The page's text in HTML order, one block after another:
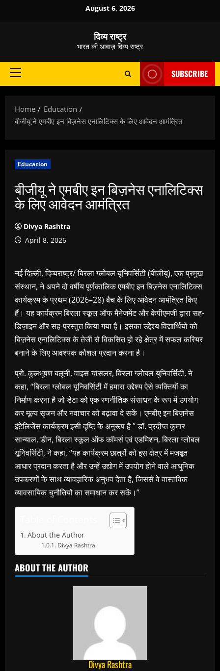
August 6, 2026
दिव्य राष्ट्र
भारत की आवाज़ दिव्य राष्ट्र
Primary
SUBSCRIBE
Home
Education
बीजीयू ने एमबीए इन बिज़नेस एनालिटिक्स के लिए आवेदन आमंत्रित
Education
बीजीयू ने एमबीए इन बिज़नेस एनालिटिक्स
के लिए आवेदन आमंत्रित
Divya Rashtra
April 8, 2026
नई दिल्ली, दिव्यराष्ट्र/ बिरला ग्लोबल यूनिवर्सिटी (बीजीयू), एक प्रमुख
संस्थान, ने अपने दो वर्षीय पूर्णकालिक एमबीए इन बिज़नेस एनालिटिक्स
कार्यक्रम के प्रथम (2026–28) बैच के लिए आवेदन आमंत्रित किए
हैं। यह कार्यक्रम बिरला स्कूल ऑफ मैनेजमेंट और केपीएमजी द्वारा सह-
डिज़ाइन और सह-प्रस्तुत किया गया है। इसका उद्देश्य विद्यार्थियों को
बिज़नेस एनालिटिक्स के तेजी से विकसित हो रहे क्षेत्र में सफल करियर
बनाने के लिए आवश्यक कौशल प्रदान करना है।
प्रो. कुलभूषण बलूनी, वाइस चांसलर, बिरला ग्लोबल यूनिवर्सिटी, ने
कहा, “बिरला ग्लोबल यूनिवर्सिटी में हमारा उद्देश्य ऐसे व्यक्तियों का
निर्माण करना है जो डेटा को एक रणनीतिक संसाधन के रूप में उपयोग
कर मूल्य सृजन और नवाचार को बढ़ावा दे सकें। एमबीए इन बिज़नेस
इंटेलिजेंस कार्यक्रम इसी दृष्टि के अनुरूप है ” डॉ. प्रदीप्त कुमार
सान्याल, डीन, बिरला स्कूल ऑफ कॉमर्स एवं एडमिशन, बिरला ग्लोबल
यूनिवर्सिटी, ने कहा, “यह कार्यक्रम छात्रों को इस क्षेत्र में मजबूत
आधार प्रदान करता है और उन्हें उद्योग में उपयोग होने वाले आधुनिक
उपकरणों के साथ व्यावहारिक अनुभव देता है, जिससे वे वास्तविक
व्यावसायिक चुनौतियों का समाधान कर सकें।”
About the Author
Divya Rashtra
ABOUT THE AUTHOR
Divya Rashtra